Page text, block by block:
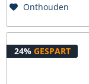
Onthouden
24% GESPART